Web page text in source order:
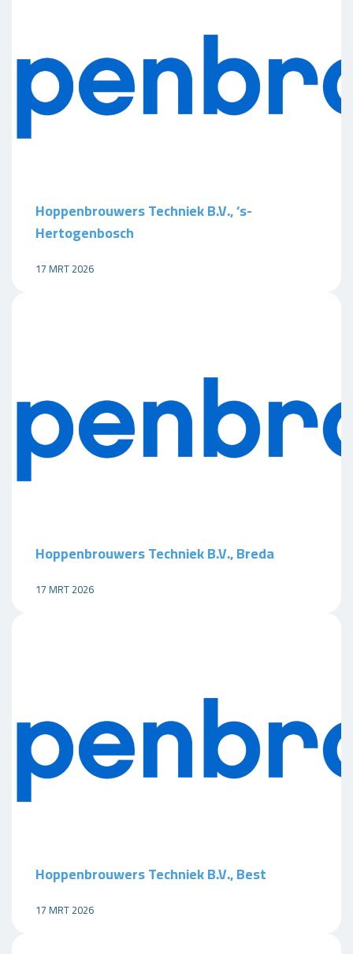
Hoppenbrouwers Techniek B.V., ‘s-
Hertogenbosch
17 MRT 2026
Hoppenbrouwers Techniek B.V., Breda
17 MRT 2026
Hoppenbrouwers Techniek B.V., Best
17 MRT 2026